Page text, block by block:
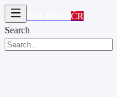
ČR
Search